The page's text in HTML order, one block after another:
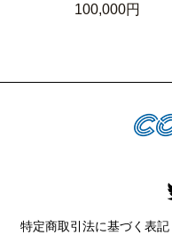
100,000円
特定商取引法に基づく表記